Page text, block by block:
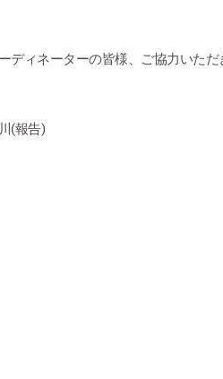
ディネーターの皆様、ご協力いただ
(報告)